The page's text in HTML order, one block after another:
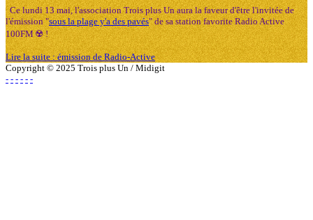
Ce lundi 13 mai, l'association Trois plus Un aura la faveur d'être l'invitée de
l'émission "sous la plage y'a des pavés" de sa station favorite Radio Active
100FM ☢️ !
Lire la suite : émission de Radio-Active
Copyright © 2025 Trois plus Un / Midigit
- - - - - -